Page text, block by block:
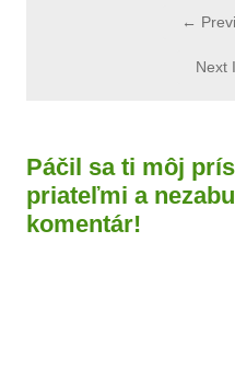
←
Next
Páčil sa ti môj
priateľmi a
komentár!